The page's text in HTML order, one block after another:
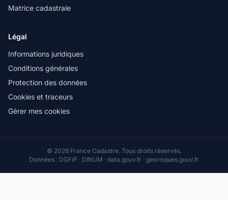
Matrice cadastrale
Légal
Informations juridiques
Conditions générales
Protection des données
Cookies et traceurs
Gérer mes cookies
© 2026 France Cadastre. Tous droits réservés.
Données : DGFiP · DINUM · data.gouv.fr · georisques.gouv.fr